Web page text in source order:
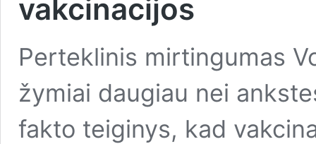
vakcinacijos
Perteklinis mirtingumas
žymiai daugiau nei
fakto teiginys, kad